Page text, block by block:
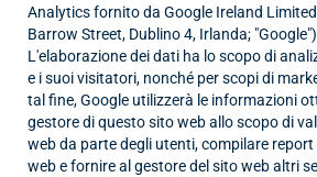
Analytics fornito da Google Ireland
Barrow Street, Dublino 4, Irlanda;
L'elaborazione dei dati ha lo scopo di
e i suoi visitatori, nonché per scopi di
tal fine, Google utilizzerà le informazioni
gestore di questo sito web allo scopo di
web da parte degli utenti, compilare
web e fornire al gestore del sito web altri